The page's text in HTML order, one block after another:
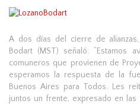
A dos días del cierre de
Bodart (MST) señaló: “Estamos
comuneros que provienen de
esperamos la respuesta de la
Buenos Aires para Todos. Les
juntos un frente, expresado en las